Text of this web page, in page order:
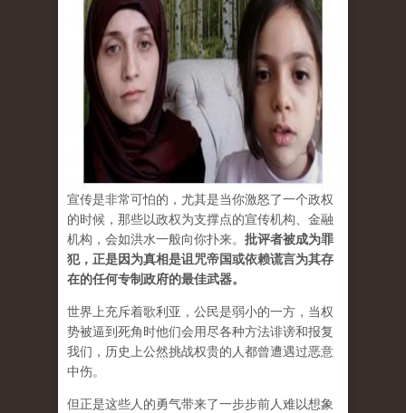
宣传是非常可怕的，尤其是当你激怒了一个政权
的时候，那些以政权为支撑点的宣传机构、金融
机构，会如洪水一般向你扑来。 批评者被成为罪
犯，正是因为真相是诅咒帝国或依赖谎言为其存
在的任何专制政府的最佳武器。
世界上充斥着歌利亚，公民是弱小的一方，当权
势被逼到死角时他们会用尽各种方法诽谤和报复
我们，历史上公然挑战权贵的人都曾遭遇过恶意
中伤。
但正是这些人的勇气带来了一步步前人难以想象